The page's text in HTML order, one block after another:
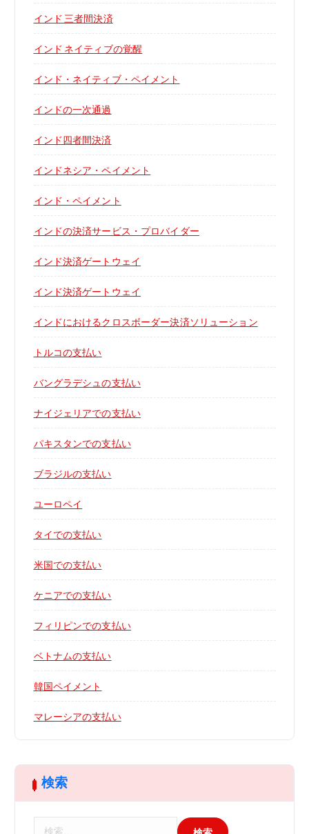
インド 三者間決済
インド ネイティブの覚醒
インド・ネイティブ・ペイメント
インドの一次通過
インド四者間決済
インドネシア・ペイメント
インド・ペイメント
インドの決済サービス・プロバイダー
インド決済ゲートウェイ
インド決済ゲートウェイ
インドにおけるクロスボーダー決済ソリューション
トルコの支払い
バングラデシュの支払い
ナイジェリアでの支払い
パキスタンでの支払い
ブラジルの支払い
ユーロペイ
タイでの支払い
米国での支払い
ケニアでの支払い
フィリピンでの支払い
ベトナムの支払い
韓国ペイメント
マレーシアの支払い
検索